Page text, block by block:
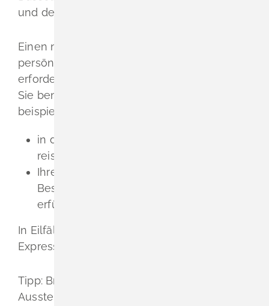
und den Kinderreisepass.
Einen neuen Reisepass müssen Sie
persönlich beantragen und die
erforderlichen Unterlagen dafür mitbringen.
Sie benötigen einen Reisepass
beispielsweise, wenn Sie
in das nicht zur EU gehörende Ausland
reisen wollen oder
Ihre Ausweispflicht nicht durch den
Besitz eines gültigen Personalausweises
erfüllen können.
In Eilfällen können Sie einen Reisepass im
Expressverfahren beantragen.
Tipp: Brauchen Sie schon für die Zeit bis zur
Ausstellung des neuen Expressreisepasses